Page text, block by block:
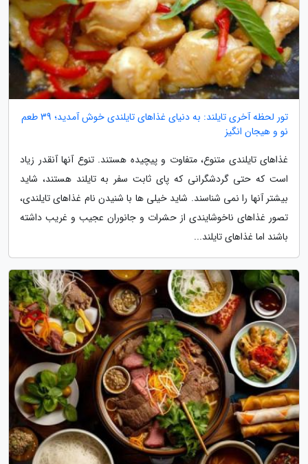
تور لحظه آخری تایلند: به دنیای غذاهای تایلندی خوش آمدید؛ 39 طعم
نو و هیجان انگیز
غذاهای تایلندی متنوع، متفاوت و پیچیده هستند. تنوع آنها آنقدر زیاد
است که حتی گردشگرانی که پای ثابت سفر به تایلند هستند، شاید
بیشتر آنها را نمی شناسند. شاید خیلی ها با شنیدن نام غذاهای تایلندی،
تصور غذاهای ناخوشایندی از حشرات و جانوران عجیب و غریب داشته
باشند اما غذاهای تایلند...